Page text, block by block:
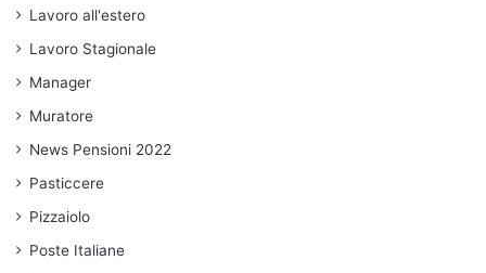
Lavoro all'estero
Lavoro Stagionale
Manager
Muratore
News Pensioni 2022
Pasticcere
Pizzaiolo
Poste Italiane